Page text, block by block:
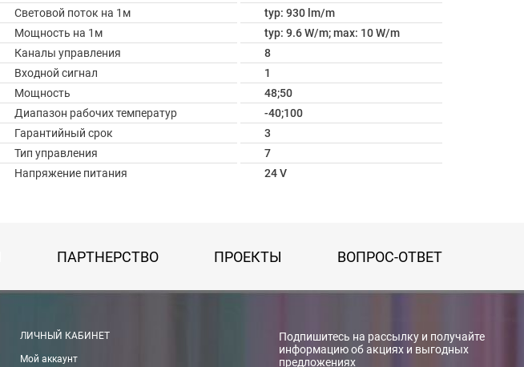
Световой поток на 1м
typ: 930 lm/m
Мощность на 1м
typ: 9.6 W/m; max: 10 W/m
Каналы управления
8
Входной сигнал
1
Мощность
48;50
Диапазон рабочих температур
-40;100
Гарантийный срок
3
Тип управления
7
Напряжение питания
24 V
ПАРТНЕРСТВО ПРОЕКТЫ ВОПРОС-ОТВЕТ
ЛИЧНЫЙ КАБИНЕТ
Мой аккаунт
Подпишитесь на рассылку и получайте
информацию об акциях и выгодных
предложениях